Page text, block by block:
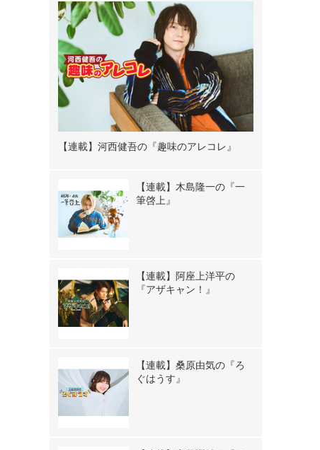
【連載】河西健吾の『趣味のアレコレ』
【連載】木島隆一の『一
筆啓上』
【連載】阿座上洋平の
『アザキャン！』
【連載】桑原由気の『ろ
ぐはうす』